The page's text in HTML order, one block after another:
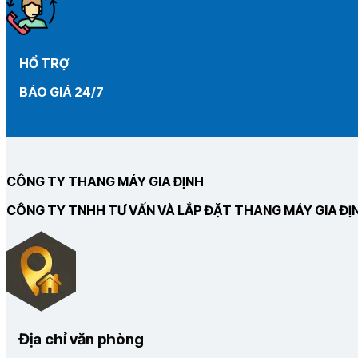
HỔ TRỢ
BÁO GIÁ 24/7
CÔNG TY THANG MÁY GIA ĐỊNH
CÔNG TY TNHH TƯ VẤN VÀ LẮP ĐẶT THANG MÁY GIA
Địa chỉ văn phòng